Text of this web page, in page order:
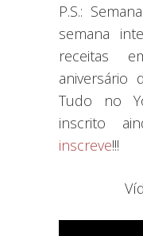
P.S.:
semana
receitas
aniversário
Tudo no
inscrito
inscreve!!!